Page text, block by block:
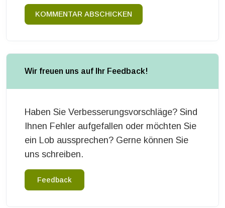
KOMMENTAR ABSCHICKEN
Wir freuen uns auf Ihr Feedback!
Haben Sie Verbesserungsvorschläge? Sind
Ihnen Fehler aufgefallen oder möchten Sie
ein Lob aussprechen? Gerne können Sie
uns schreiben.
Feedback